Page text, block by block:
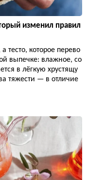
изменил правил
тесто, которое перево
выпечке: влажное, со
в лёгкую хрустящу
тяжести — в отличие